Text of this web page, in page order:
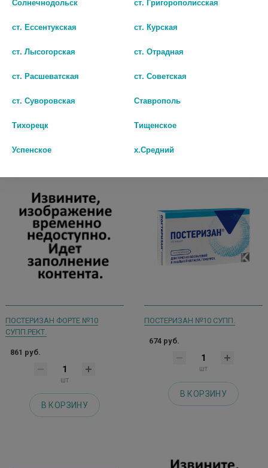
КАЛЕНДУЛА ДН №6 СУПП.РЕКТ.
452 руб.
шт
В КОРЗИНУ
АНУЗОЛ №10 СУПП. /
ПОСТЕРИЗАН ФОРТЕ №10
СУПП.РЕКТ.
861 руб.
шт
В КОРЗИНУ
ПОСТЕРИЗАН №10 СУПП.
674 руб.
шт
В КОРЗИНУ
ст. Ессентукская ст. Курская
ст. Лысогорская ст. Отрадная
ст. Расшеватская ст. Советская
ст. Суворовская Ставрополь
Тихорецк Тищенское
Успенское х.Средний